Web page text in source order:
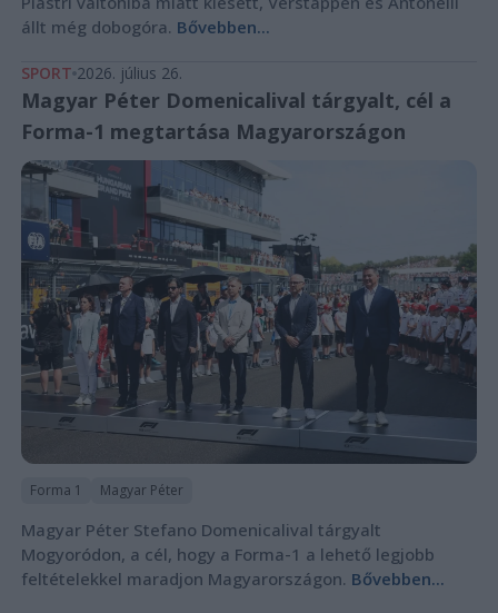
állt még dobogóra. Bővebben...
SPORT 2026. július 26.
Magyar Péter Domenicalival tárgyalt, cél a
Forma-1 megtartása Magyarországon
Forma 1 Magyar Péter
Magyar Péter Stefano Domenicalival tárgyalt
Mogyoródon, a cél, hogy a Forma-1 a lehető legjobb
feltételekkel maradjon Magyarországon. Bővebben...